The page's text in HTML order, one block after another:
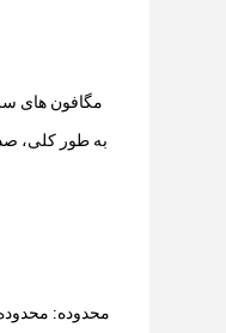
مگافون های
به طور کلی،
محدوده: